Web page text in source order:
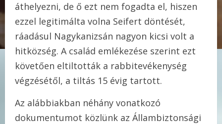
áthelyezni, de ő ezt nem fogadta el, hiszen
ezzel legitimálta volna Seifert döntését,
ráadásul Nagykanizsán nagyon kicsi volt a
hitközség. A család emlékezése szerint ezt
követően eltiltották a rabbitevékenység
végzésétől, a tiltás 15 évig tartott.
Az alábbiakban néhány vonatkozó
dokumentumot közlünk az Állambiztonsági